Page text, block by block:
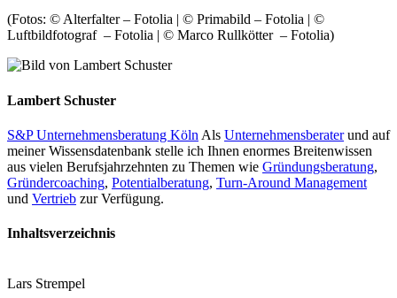
(Fotos: © Alterfalter – Fotolia | © Primabild – Fotolia | ©
Luftbildfotograf – Fotolia | © Marco Rullkötter – Fotolia)
Lambert Schuster
S&P Unternehmensberatung Köln Als Unternehmensberaterund auf
meiner Wissensdatenbank stelle ich Ihnen enormes Breitenwissen
aus vielen Berufsjahrzehnten zu Themen wie Gründungsberatung,
Gründercoaching, Potentialberatung, Turn-Around Management
und Vertrieb zur Verfügung.
Inhaltsverzeichnis
Lars Strempel